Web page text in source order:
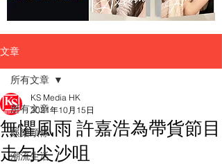
文章
所有文章
娛樂頭條
潮流生活
所有文章
無懼風雨 許嘉浩為帶貨節目
走勻尖沙咀
KS Media HK
2021年10月15日